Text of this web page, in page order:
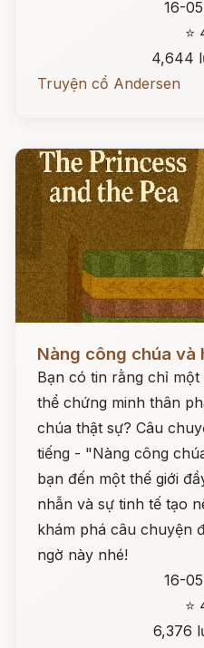
16-
⭐
4,644
Truyện cổ Andersen
Nàng công chúa và
Bạn có tin rằng chỉ
thể chứng minh thân
chúa thật sự? Câu
tiếng - "Nàng công
bạn đến một thế giới
nhẫn và sự tinh tế tạo
khám phá câu chuyện
ngờ này nhé!
16-
⭐
6,376